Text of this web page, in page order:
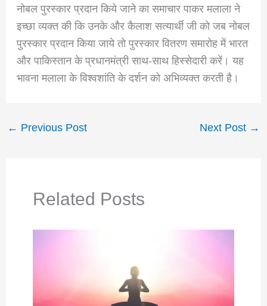
नोबल पुरस्कार प्रदान किये जाने का समाचार पाकर मलाला ने
इच्छा व्यक्त की कि उनके और कैलाश सत्यार्थी जी को जब नोबल
पुरस्कार प्रदान किया जाये तो पुरस्कार वितरण समारोह में भारत
और पाकिस्तान के प्रधानमंत्री साथ-साथ हिस्सेदारी करें। यह
भावना मलाला के विश्वशांति के दर्शन को अभिव्यक्त करती है।
← Previous Post Next Post →
Related Posts